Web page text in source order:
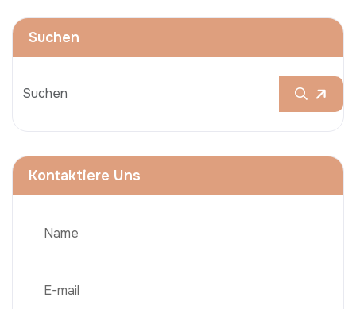
Suchen
Kontaktiere Uns